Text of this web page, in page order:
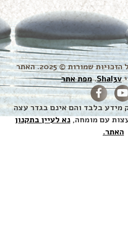
אופיר פוגל נטורופת – כל הזכויות שמורות © 2025. האתר
.מפת אתר
בלבד והם אינם בגדר עצה
עם מומחה,נא לעיין בתקנון
האתר.